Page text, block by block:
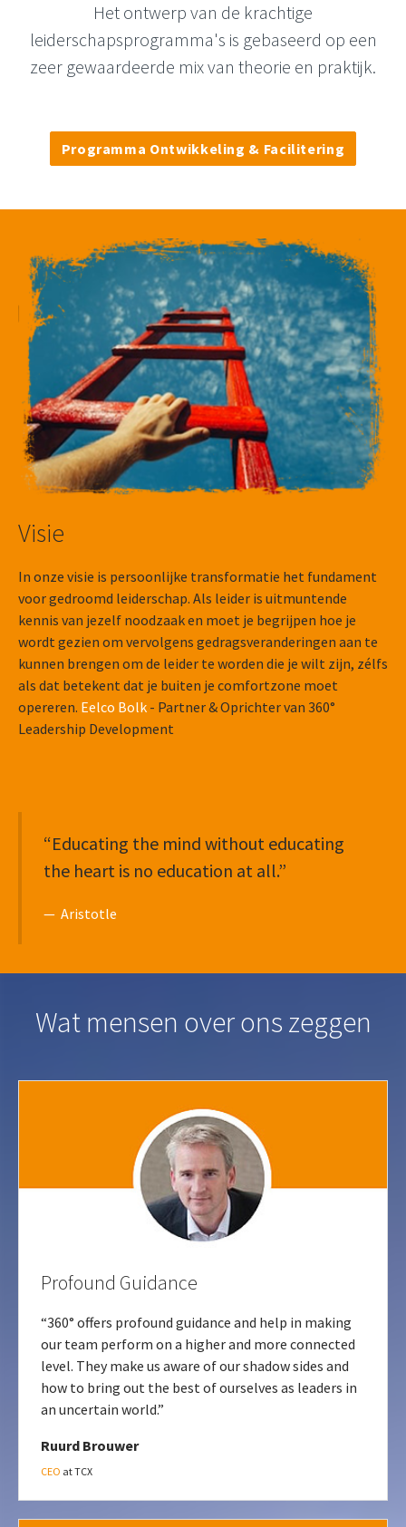
Het ontwerp van de krachtige
leiderschapsprogramma's is gebaseerd op een
zeer gewaardeerde mix van theorie en praktijk.
Programma Ontwikkeling & Facilitering
Visie
In onze visie is persoonlijke transformatie het fundament
voor gedroomd leiderschap. Als leider is uitmuntende
kennis van jezelf noodzaak en moet je begrijpen hoe je
wordt gezien om vervolgens gedragsveranderingen aan te
kunnen brengen om de leider te worden die je wilt zijn, zélfs
als dat betekent dat je buiten je comfortzone moet
opereren. Eelco Bolk - Partner & Oprichter van 360°
Leadership Development
“Educating the mind without educating
the heart is no education at all.”
— Aristotle
Wat mensen over ons zeggen
Profound Guidance
“360° offers profound guidance and help in making
our team perform on a higher and more connected
level. They make us aware of our shadow sides and
how to bring out the best of ourselves as leaders in
an uncertain world.”
Ruurd Brouwer
CEO at TCX